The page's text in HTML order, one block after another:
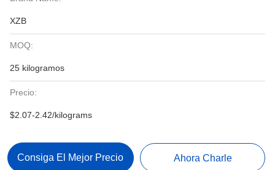
XZB
MOQ:
25 kilogramos
Precio:
$2.07-2.42/kilograms
Consiga El Mejor Precio Ahora Charle